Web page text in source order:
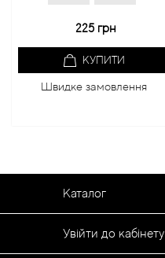
225 грн
КУПИТИ
Швидке замовлення
Каталог
Увійти до кабінету